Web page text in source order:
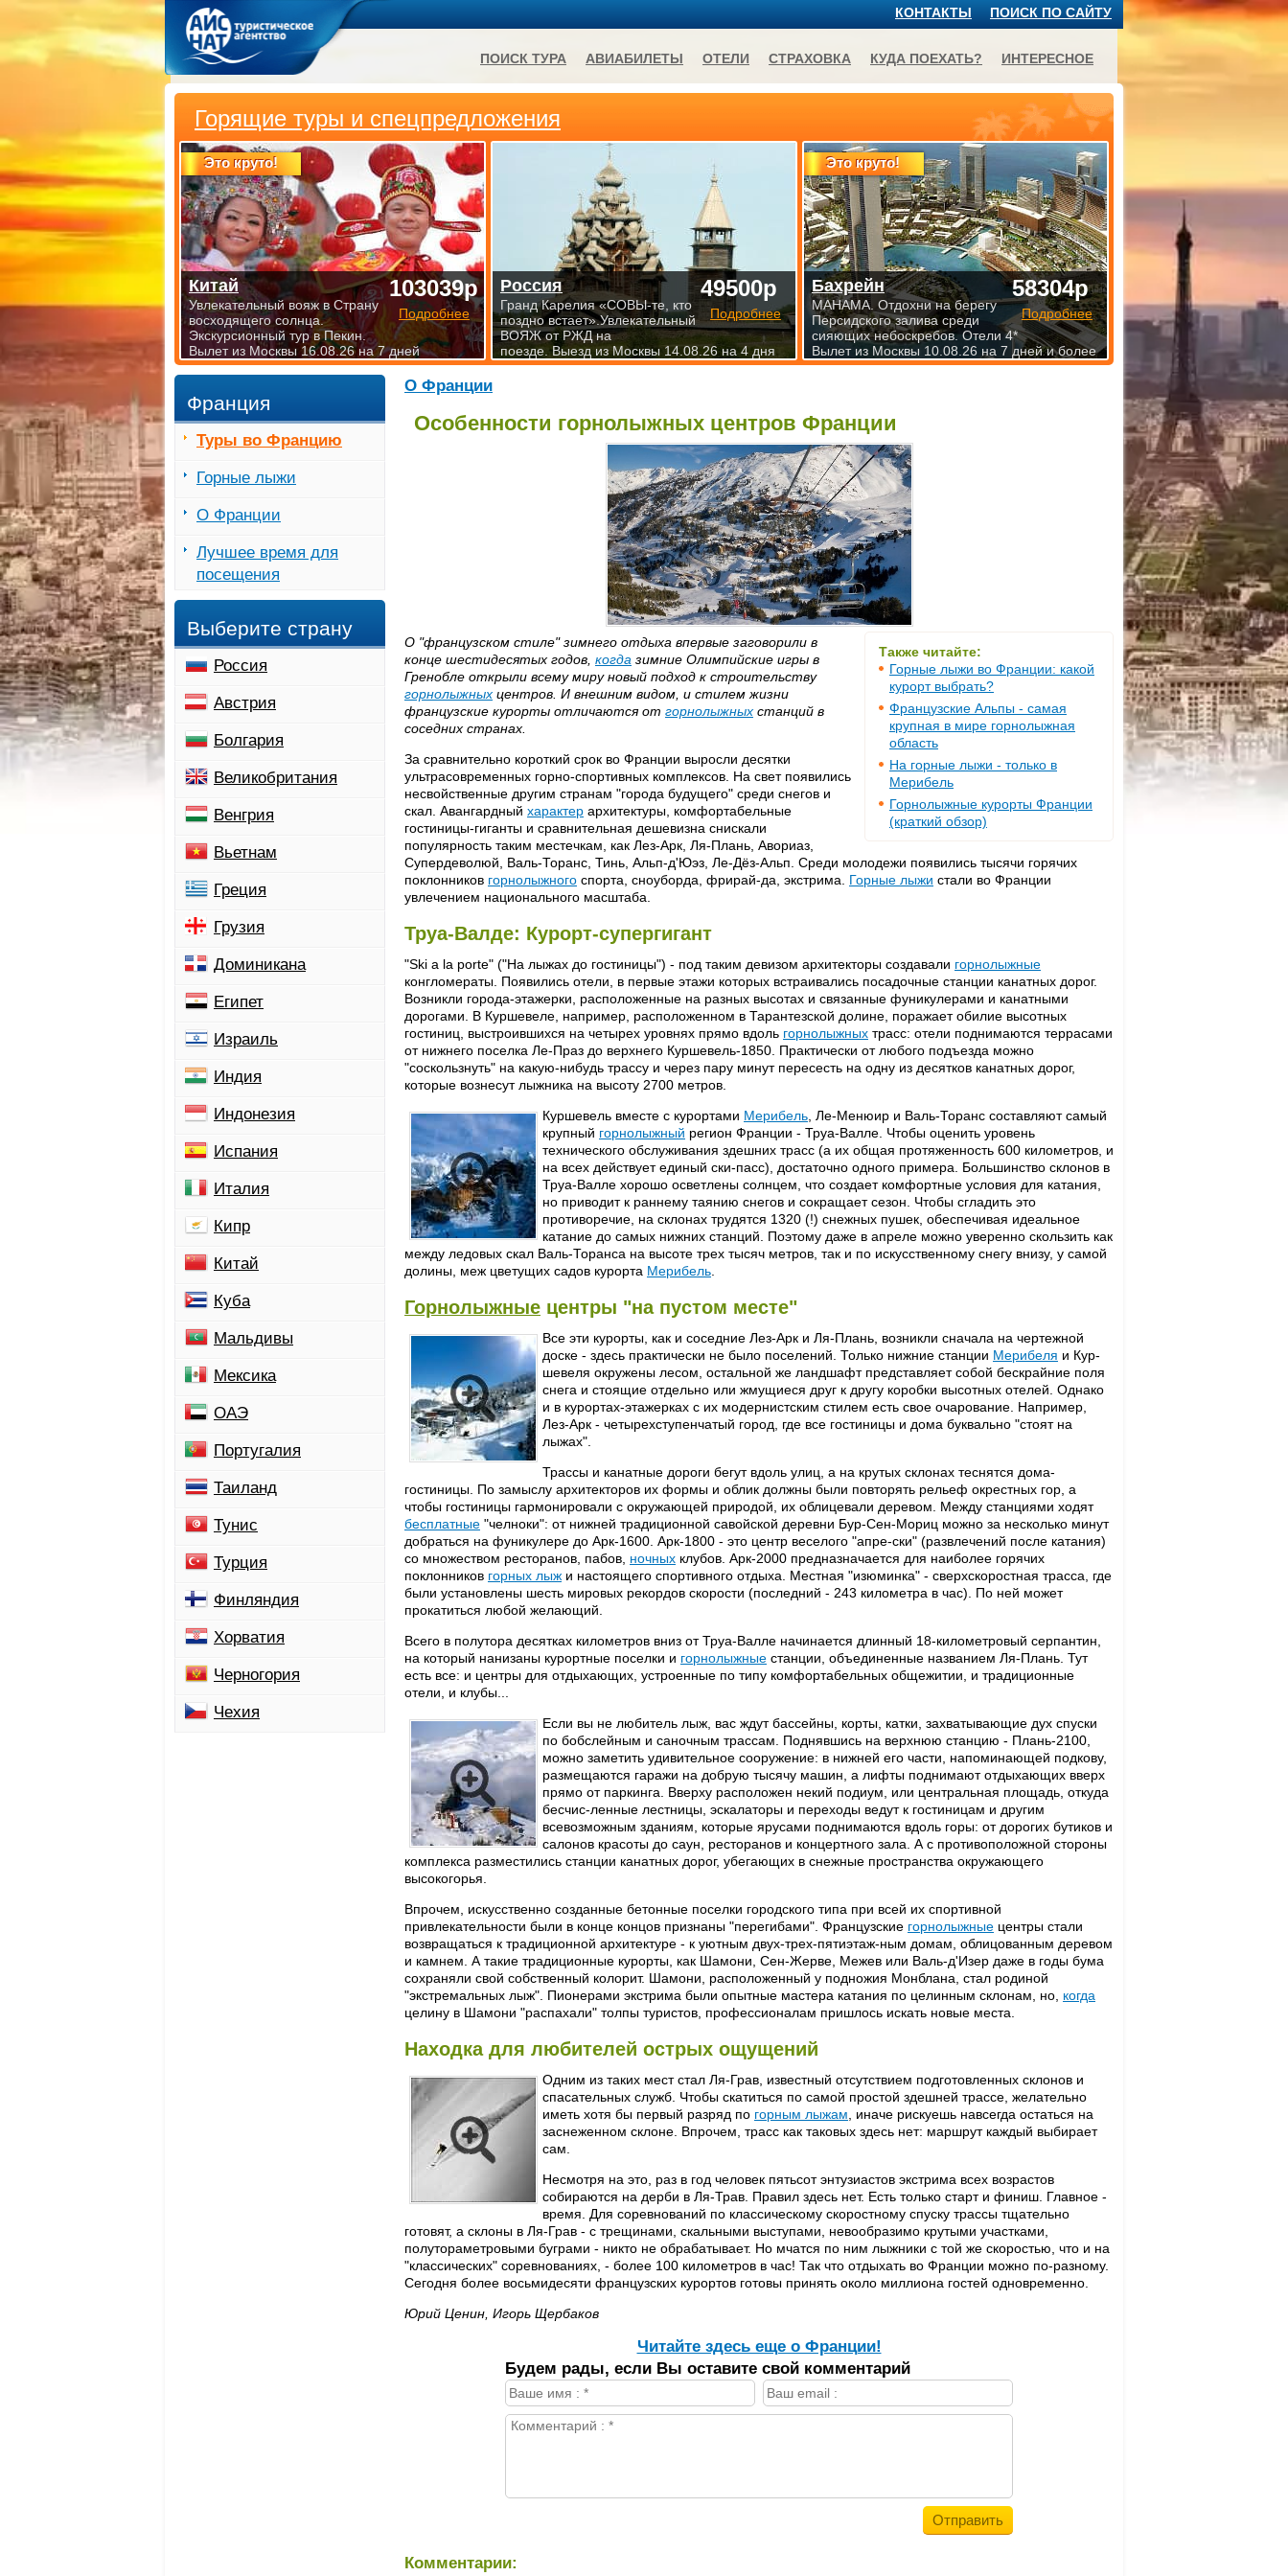
О Франции
Особенности горнолыжных центров Франции
Также читайте:
Горные лыжи во Франции: какой
курорт выбрать?
Французские Альпы - самая
крупная в мире горнолыжная
область
На горные лыжи - только в
Мерибель
Горнолыжные курорты Франции
(краткий обзор)
О "французском стиле" зимнего отдыха впервые заговорили в
конце шестидесятых годов, когда зимние Олимпийские игры в
Гренобле открыли всему миру новый подход к строительству
горнолыжных центров. И внешним видом, и стилем жизни
французские курорты отличаются от горнолыжных станций в
соседних странах.
За сравнительно короткий срок во Франции выросли десятки
ультрасовременных горно-спортивных комплексов. На свет появились
несвойственные другим странам "города будущего" среди снегов и
скал. Авангардный характер архитектуры, комфортабельные
гостиницы-гиганты и сравнительная дешевизна снискали
популярность таким местечкам, как Лез-Арк, Ля-Плань, Авориаз,
Супердеволюй, Валь-Торанс, Тинь, Альп-д'Юэз, Ле-Дёз-Альп. Среди молодежи появились тысячи горячих
поклонников горнолыжного спорта, сноуборда, фрирай-да, экстрима. Горные лыжи стали во Франции
увлечением национального масштаба.
Труа-Валде: Курорт-супергигант
"Ski a la porte" ("На лыжах до гостиницы") - под таким девизом архитекторы создавали горнолыжные
конгломераты. Появились отели, в первые этажи которых встраивались посадочные станции канатных дорог.
Возникли города-этажерки, расположенные на разных высотах и связанные фуникулерами и канатными
дорогами. В Куршевеле, например, расположенном в Тарантезской долине, поражает обилие высотных
гостиниц, выстроившихся на четырех уровнях прямо вдоль горнолыжных трасс: отели поднимаются террасами
от нижнего поселка Ле-Праз до верхнего Куршевель-1850. Практически от любого подъезда можно
"соскользнуть" на какую-нибудь трассу и через пару минут пересесть на одну из десятков канатных дорог,
которые вознесут лыжника на высоту 2700 метров.
Куршевель вместе с курортами Мерибель, Ле-Менюир и Валь-Торанс составляют самый
крупный горнолыжный регион Франции - Труа-Валле. Чтобы оценить уровень
технического обслуживания здешних трасс (а их общая протяженность 600 километров, и
на всех действует единый ски-пасс), достаточно одного примера. Большинство склонов в
Труа-Валле хорошо осветлены солнцем, что создает комфортные условия для катания,
но приводит к раннему таянию снегов и сокращает сезон. Чтобы сгладить это
противоречие, на склонах трудятся 1320 (!) снежных пушек, обеспечивая идеальное
катание до самых нижних станций. Поэтому даже в апреле можно уверенно скользить как
между ледовых скал Валь-Торанса на высоте трех тысяч метров, так и по искусственному снегу внизу, у самой
долины, меж цветущих садов курорта Мерибель.
Горнолыжные центры "на пустом месте"
Все эти курорты, как и соседние Лез-Арк и Ля-Плань, возникли сначала на чертежной
доске - здесь практически не было поселений. Только нижние станции Мерибеля и Кур-
шевеля окружены лесом, остальной же ландшафт представляет собой бескрайние поля
снега и стоящие отдельно или жмущиеся друг к другу коробки высотных отелей. Однако
и в курортах-этажерках с их модернистским стилем есть свое очарование. Например,
Лез-Арк - четырехступенчатый город, где все гостиницы и дома буквально "стоят на
лыжах".
Трассы и канатные дороги бегут вдоль улиц, а на крутых склонах теснятся дома-
гостиницы. По замыслу архитекторов их формы и облик должны были повторять рельеф окрестных гор, а
чтобы гостиницы гармонировали с окружающей природой, их облицевали деревом. Между станциями ходят
бесплатные "челноки": от нижней традиционной савойской деревни Бур-Сен-Мориц можно за несколько минут
добраться на фуникулере до Арк-1600. Арк-1800 - это центр веселого "апре-ски" (развлечений после катания)
со множеством ресторанов, пабов, ночных клубов. Арк-2000 предназначается для наиболее горячих
поклонников горных лыж и настоящего спортивного отдыха. Местная "изюминка" - сверхскоростная трасса, где
были установлены шесть мировых рекордов скорости (последний - 243 километра в час). По ней может
прокатиться любой желающий.
Всего в полутора десятках километров вниз от Труа-Валле начинается длинный 18-километровый серпантин,
на который нанизаны курортные поселки и горнолыжные станции, объединенные названием Ля-Плань. Тут
есть все: и центры для отдыхающих, устроенные по типу комфортабельных общежитии, и традиционные
отели, и клубы...
Если вы не любитель лыж, вас ждут бассейны, корты, катки, захватывающие дух спуски
по бобслейным и саночным трассам. Поднявшись на верхнюю станцию - Плань-2100,
можно заметить удивительное сооружение: в нижней его части, напоминающей подкову,
размещаются гаражи на добрую тысячу машин, а лифты поднимают отдыхающих вверх
прямо от паркинга. Вверху расположен некий подиум, или центральная площадь, откуда
бесчис-ленные лестницы, эскалаторы и переходы ведут к гостиницам и другим
всевозможным зданиям, которые ярусами поднимаются вдоль горы: от дорогих бутиков и
салонов красоты до саун, ресторанов и концертного зала. А с противоположной стороны
комплекса разместились станции канатных дорог, убегающих в снежные пространства окружающего
высокогорья.
Впрочем, искусственно созданные бетонные поселки городского типа при всей их спортивной
привлекательности были в конце концов признаны "перегибами". Французские горнолыжные центры стали
возвращаться к традиционной архитектуре - к уютным двух-трех-пятиэтаж-ным домам, облицованным деревом
и камнем. А такие традиционные курорты, как Шамони, Сен-Жерве, Межев или Валь-д'Изер даже в годы бума
сохраняли свой собственный колорит. Шамони, расположенный у подножия Монблана, стал родиной
"экстремальных лыж". Пионерами экстрима были опытные мастера катания по целинным склонам, но, когда
целину в Шамони "распахали" толпы туристов, профессионалам пришлось искать новые места.
Находка для любителей острых ощущений
Одним из таких мест стал Ля-Грав, известный отсутствием подготовленных склонов и
спасательных служб. Чтобы скатиться по самой простой здешней трассе, желательно
иметь хотя бы первый разряд по горным лыжам, иначе рискуешь навсегда остаться на
заснеженном склоне. Впрочем, трасс как таковых здесь нет: маршрут каждый выбирает
сам.
Несмотря на это, раз в год человек пятьсот энтузиастов экстрима всех возрастов
собираются на дерби в Ля-Трав. Правил здесь нет. Есть только старт и финиш. Главное -
время. Для соревнований по классическому скоростному спуску трассы тщательно
готовят, а склоны в Ля-Грав - с трещинами, скальными выступами, невообразимо крутыми участками,
полутораметровыми буграми - никто не обрабатывает. Но мчатся по ним лыжники с той же скоростью, что и на
"классических" соревнованиях, - более 100 километров в час! Так что отдыхать во Франции можно по-разному.
Сегодня более восьмидесяти французских курортов готовы принять около миллиона гостей одновременно.
Юрий Ценин, Игорь Щербаков
Читайте здесь еще о Франции!
Будем рады, если Вы оставите свой комментарий
Комментарии:
Франция
Туры во Францию
Горные лыжи
О Франции
Лучшее время для
посещения
Выберите страну
Россия
Австрия
Болгария
Великобритания
Венгрия
Вьетнам
Греция
Грузия
Доминикана
Египет
Израиль
Индия
Индонезия
Испания
Италия
Кипр
Китай
Куба
Мальдивы
Мексика
ОАЭ
Португалия
Таиланд
Тунис
Турция
Финляндия
Хорватия
Черногория
Чехия
Горящие туры и спецпредложения
Это круто!
103039р
Подробнее
Китай
Увлекательный вояж в Страну
восходящего солнца.
Экскурсионный тур в Пекин.
Вылет из Москвы 16.08.26 на 7 дней
49500р
Подробнее
Россия
Гранд Карелия «СОВЫ-те, кто
поздно встает».Увлекательный
ВОЯЖ от РЖД на
поезде. Выезд из Москвы 14.08.26 на 4 дня
Это круто!
58304р
Подробнее
Бахрейн
МАНАМА. Отдохни на берегу
Персидского залива среди
сияющих небоскребов. Отели 4*
Вылет из Москвы 10.08.26 на 7 дней и более
ПОИСК ПО САЙТУ
КОНТАКТЫ
ПОИСК ТУРА АВИАБИЛЕТЫ ОТЕЛИ СТРАХОВКА КУДА ПОЕХАТЬ? ИНТЕРЕСНОЕ